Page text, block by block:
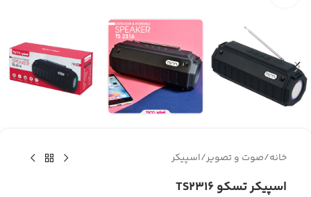
خانه/صوت و تصویر/اسپیکر
اسپیکر تسکو TS2316